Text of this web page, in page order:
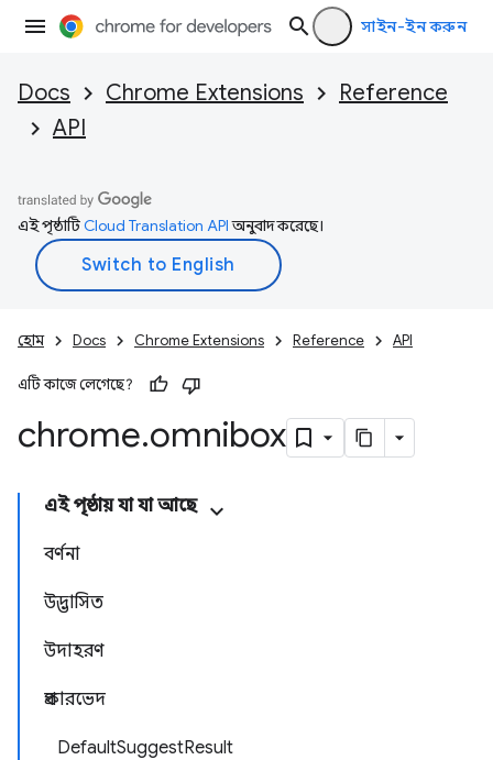
সাইন-ইন করুন
Docs Chrome Extensions
Reference
API
এই পৃষ্ঠাটিCloud Translation APIঅনুবাদ করেছে।
হোম Docs Chrome Extensions Reference API
এটি কাজে লেগেছে?
chrome.omnibox
এই পৃষ্ঠায় যা যা আছে
বর্ণনা
উদ্ভাসিত
উদাহরণ
প্রকারভেদ
DefaultSuggestResult